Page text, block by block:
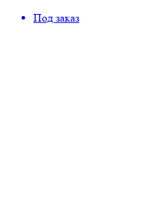
Под заказ